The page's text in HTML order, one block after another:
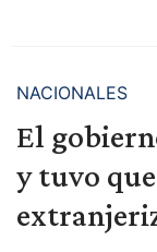
NACIONALES
El
y tuvo